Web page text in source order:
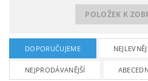
POLOŽEK K
DOPORUČUJEME
NEJPRODÁVANĚJŠÍ